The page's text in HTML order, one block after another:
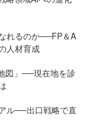
れるのか──FP＆A
人材育成
図」──現在地を診
ル──出口戦略で直